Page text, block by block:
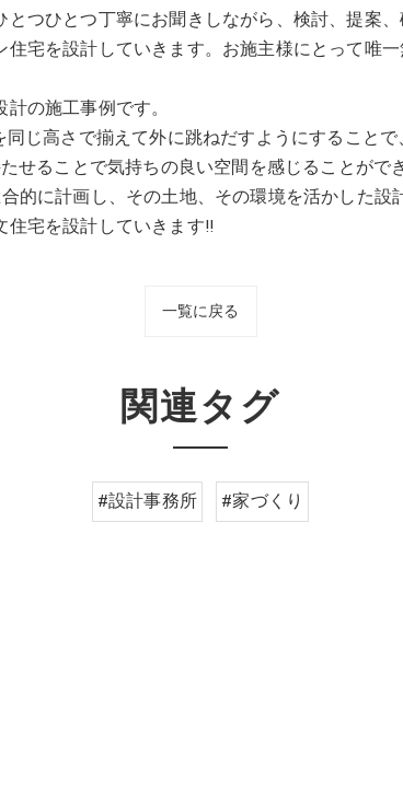
とつひとつ丁寧にお聞きしながら、検討、提案
住宅を設計していきます。お施主様にとって唯
の施工事例です。
じ高さで揃えて外に跳ねだすようにすること
せることで気持ちの良い空間を感じることがで
的に計画し、その土地、その環境を活かした設
住宅を設計していきます!!
一覧に戻る
関連タグ
#設計事務所 #家づくり